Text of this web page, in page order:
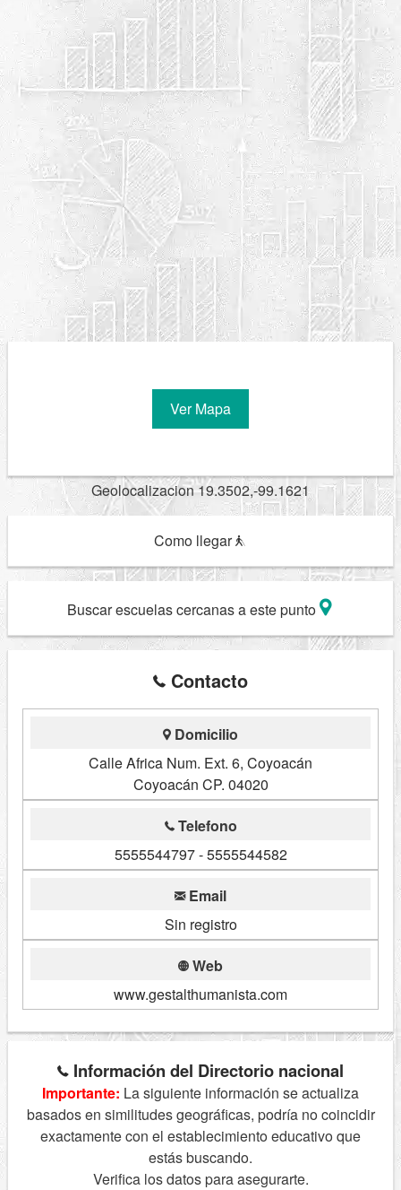
Ver Mapa
Geolocalizacion 19.3502,-99.1621
Como llegar
Buscar escuelas cercanas a este punto
Contacto
Domicilio
Calle Africa Num. Ext. 6, Coyoacán
Coyoacán CP. 04020
Telefono
5555544797 - 5555544582
Email
Sin registro
Web
www.gestalthumanista.com
Información del Directorio nacional
Importante: La siguiente información se actualiza
basados en similitudes geográficas, podría no coincidir
exactamente con el establecimiento educativo que
estás buscando.
Verifica los datos para asegurarte.